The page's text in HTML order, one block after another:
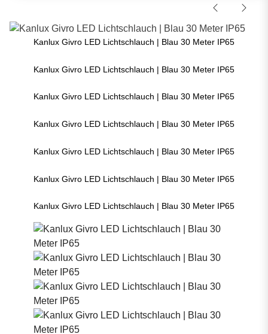
Kanlux Givro LED Lichtschlauch | Blau 30 Meter IP65
Kanlux Givro LED Lichtschlauch | Blau 30 Meter IP65
Kanlux Givro LED Lichtschlauch | Blau 30 Meter IP65
Kanlux Givro LED Lichtschlauch | Blau 30 Meter IP65
Kanlux Givro LED Lichtschlauch | Blau 30 Meter IP65
Kanlux Givro LED Lichtschlauch | Blau 30 Meter IP65
Kanlux Givro LED Lichtschlauch | Blau 30 Meter IP65